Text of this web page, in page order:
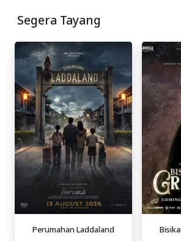
Segera Tayang
Perumahan Laddaland